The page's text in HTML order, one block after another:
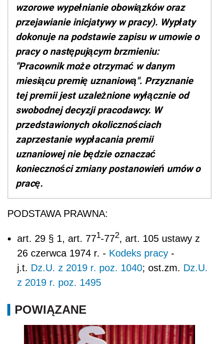
wzorowe wypełnianie obowiązków oraz
przejawianie inicjatywy w pracy). Wypłaty
dokonuje na podstawie zapisu w umowie o
pracy o następującym brzmieniu:
"Pracownik może otrzymać w danym
miesiącu premię uznaniową". Przyznanie
tej premii jest uzależnione wyłącznie od
swobodnej decyzji pracodawcy. W
przedstawionych okolicznościach
zaprzestanie wypłacania premii
uznaniowej nie będzie oznaczać
konieczności zmiany postanowień umów o
pracę.
PODSTAWA PRAWNA:
art. 29 § 1, art. 771-772, art. 105 ustawy z
26 czerwca 1974 r. - Kodeks pracy -
j.t. Dz.U. z 2019 r. poz. 1040; ost.zm. Dz.U.
z 2019 r. poz. 1495
POWIĄZANE